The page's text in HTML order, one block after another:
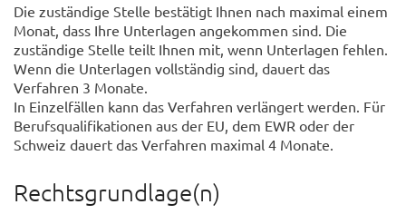
Die zuständige Stelle bestätigt Ihnen nach maximal einem
Monat, dass Ihre Unterlagen angekommen sind. Die
zuständige Stelle teilt Ihnen mit, wenn Unterlagen fehlen.
Wenn die Unterlagen vollständig sind, dauert das
Verfahren 3 Monate.
In Einzelfällen kann das Verfahren verlängert werden. Für
Berufsqualifikationen aus der EU, dem EWR oder der
Schweiz dauert das Verfahren maximal 4 Monate.
Rechtsgrundlage(n)